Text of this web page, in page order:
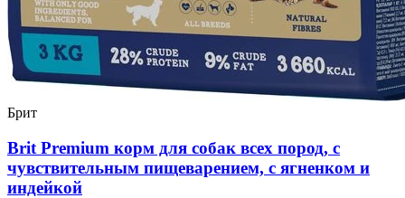
Брит
Brit Premium корм для собак всех пород, с
чувствительным пищеварением, с ягненком и
индейкой